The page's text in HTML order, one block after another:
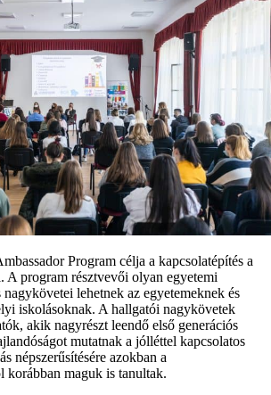
Program célja a kapcsolatépítés a
A program résztvevői olyan egyetemi
lehetnek az egyetemeknek és
iskolásoknak. A hallgatói nagykövetek
akik nagyrészt leendő első generációs
mutatnak a jólléttel kapcsolatos
népszerűsítésére azokban a
korábban maguk is tanultak.